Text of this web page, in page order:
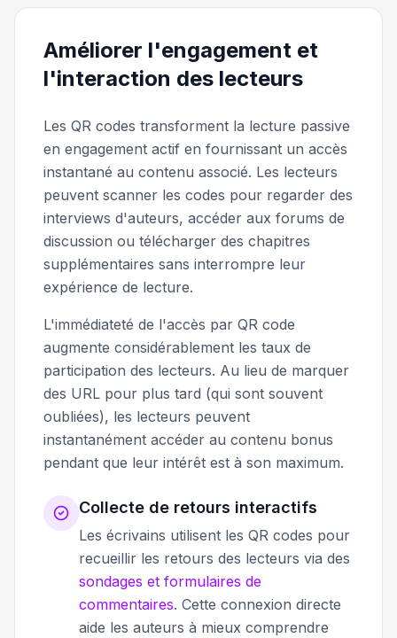
Améliorer l'engagement et
l'interaction des lecteurs
Les QR codes transforment la lecture passive
en engagement actif en fournissant un accès
instantané au contenu associé. Les lecteurs
peuvent scanner les codes pour regarder des
interviews d'auteurs, accéder aux forums de
discussion ou télécharger des chapitres
supplémentaires sans interrompre leur
expérience de lecture.
L'immédiateté de l'accès par QR code
augmente considérablement les taux de
participation des lecteurs. Au lieu de marquer
des URL pour plus tard (qui sont souvent
oubliées), les lecteurs peuvent
instantanément accéder au contenu bonus
pendant que leur intérêt est à son maximum.
Collecte de retours interactifs
Les écrivains utilisent les QR codes pour
recueillir les retours des lecteurs via des
sondages et formulaires de
commentaires. Cette connexion directe
aide les auteurs à mieux comprendre